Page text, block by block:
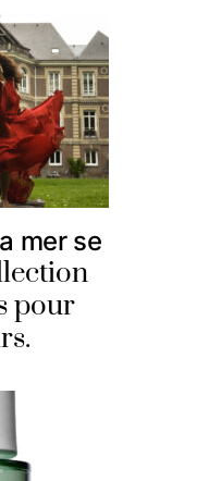
mer se
pour